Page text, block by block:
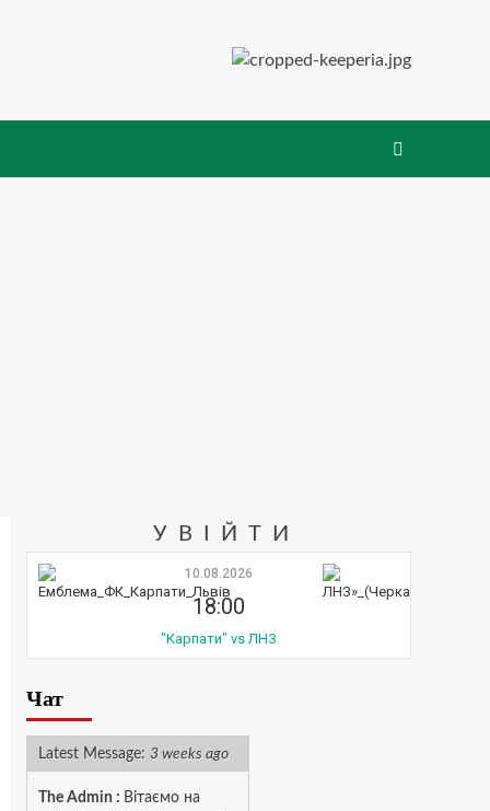
УВІЙТИ
10.08.2026
18:00
"Карпати" vs ЛНЗ
Чат
Latest Message: 3 weeks ago
The Admin : Вітаємо на